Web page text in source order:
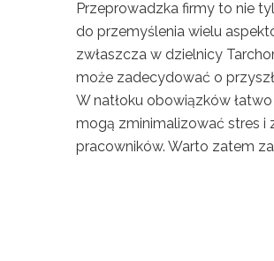
Przeprowadzka firmy to nie
do przemyślenia wielu
zwłaszcza w dzielnicy
może zadecydować o
W natłoku obowiązków
mogą zminimalizować stres
pracowników. Warto zatem